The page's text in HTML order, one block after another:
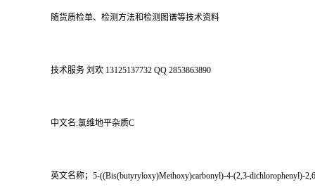
随货质检单、检测方法和检测图谱等技术资料
技术服务 刘欢 13125137732 QQ 2853863890
中文名:氯维地平杂质C
英文名称；5-((Bis(butyryloxy)Methoxy)carbonyl)-4-(2,3-dichlorophenyl)-